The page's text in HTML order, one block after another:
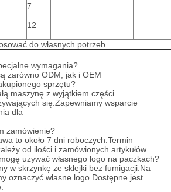
7
12
do własnych potrzeb
wymagania?
zarówno ODM, jak i OEM
sprzętu?
maszynę z wyjątkiem części
się.Zapewniamy wsparcie
dla
zamówienie?
to około 7 dni roboczych.Termin
od ilości i zamówionych artykułów.
używać własnego logo na paczkach?
w skrzynkę ze sklejki bez fumigacji.Na
oznaczyć własne logo.Dostępne jest